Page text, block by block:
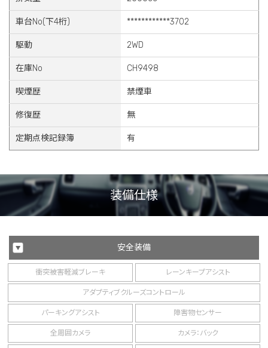
車台No(下4桁) ************3702
駆動 2WD
在庫No CH9498
喫煙歴 禁煙車
修復歴 無
定期点検記録簿 有
装備仕様
安全装備
衝突被害軽減ブレーキ
アダプティブクルーズコントロール
レーンキープアシスト
パーキングアシスト 障害物センサー
全周囲カメラ カメラ：バック